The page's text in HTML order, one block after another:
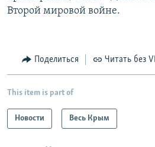
Второй мировой войне.
Поделиться Читать без
This item is part of
Новости Весь Крым